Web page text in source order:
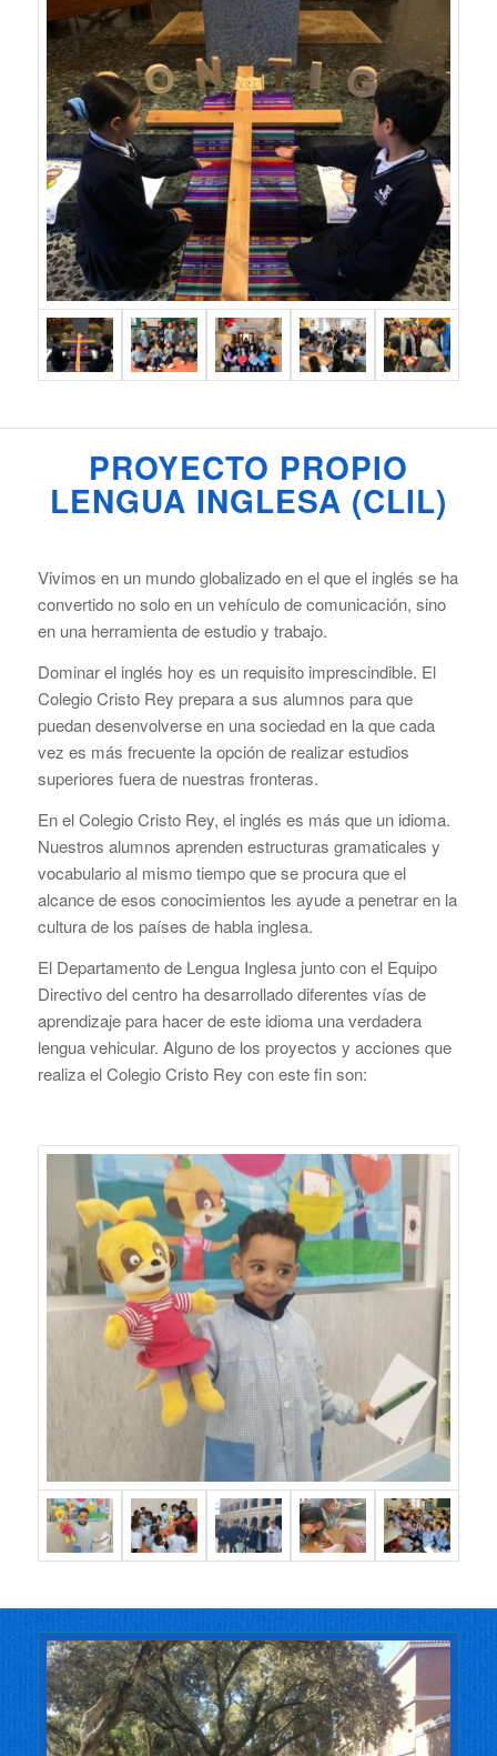
PROYECTO PROPIO
LENGUA INGLESA (CLIL)
Vivimos en un mundo globalizado en el que el inglés se ha
convertido no solo en un vehículo de comunicación, sino
en una herramienta de estudio y trabajo.
Dominar el inglés hoy es un requisito imprescindible. El
Colegio Cristo Rey prepara a sus alumnos para que
puedan desenvolverse en una sociedad en la que cada
vez es más frecuente la opción de realizar estudios
superiores fuera de nuestras fronteras.
En el Colegio Cristo Rey, el inglés es más que un idioma.
Nuestros alumnos aprenden estructuras gramaticales y
vocabulario al mismo tiempo que se procura que el
alcance de esos conocimientos les ayude a penetrar en la
cultura de los países de habla inglesa.
El Departamento de Lengua Inglesa junto con el Equipo
Directivo del centro ha desarrollado diferentes vías de
aprendizaje para hacer de este idioma una verdadera
lengua vehicular. Alguno de los proyectos y acciones que
realiza el Colegio Cristo Rey con este fin son: